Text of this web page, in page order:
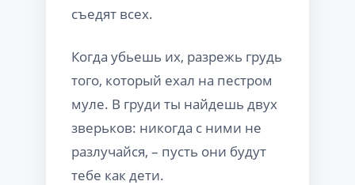
съедят всех.
Когда убьешь их, разрежь грудь
того, который ехал на пестром
муле. В груди ты найдешь двух
зверьков: никогда с ними не
разлучайся, – пусть они будут
тебе как дети.